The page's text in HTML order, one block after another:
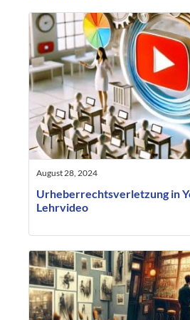
August 28, 2024
Urheberrechtsverletzung in
Lehrvideo